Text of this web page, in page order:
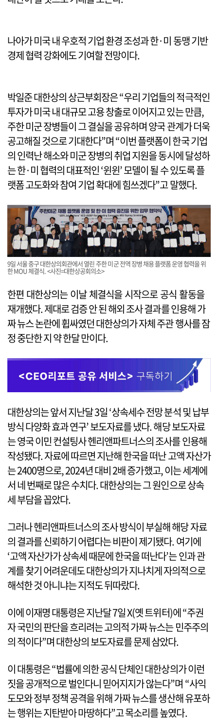
나아가 미국 내 우호적 기업 환경 조성과 한·미 동맹 기반
경제 협력 강화에도 기여할 전망이다.
박일준 대한상의 상근부회장은 “우리 기업들의 적극적인
투자가 미국 내 대규모 고용 창출로 이어지고 있는 만큼,
주한 미군 장병들이 그 결실을 공유하며 양국 관계가 더욱
공고해질 것으로 기대한다”며 “이번 플랫폼이 한국 기업
의 인력난 해소와 미군 장병의 취업 지원을 동시에 달성하
는 한·미 협력의 대표적인 ‘윈윈’ 모델이 될 수 있도록 플
랫폼 고도화와 참여 기업 확대에 힘쓰겠다”고 말했다.
9일 서울 중구 대한상의회관에서 열린 주한 미군 전역 장병 채용 플랫폼 운영 협력을 위
한 MOU 체결식. <사진=대한상공회의소>
한편 대한상의는 이날 체결식을 시작으로 공식 활동을
재개했다. 제대로 검증 안 된 해외 조사 결과를 인용해 가
짜 뉴스 논란에 휩싸였던 대한상의가 자체 주관 행사를 잠
정 중단한 지 약 한달 만이다.
대한상의는 앞서 지난달 3일 ‘상속세수 전망 분석 및 납부
방식 다양화 효과 연구’ 보도자료를 냈다. 해당 보도자료
는 영국 이민 컨설팅사 헨리앤파트너스의 조사를 인용해
작성됐다. 자료에 따르면 지난해 한국을 떠난 고액 자산가
는 2400명으로, 2024년 대비 2배 증가했고, 이는 세계에
서 네 번째로 많은 수치다. 대한상의는 그 원인으로 상속
세 부담을 꼽았다.
그러나 헨리앤파트너스의 조사 방식이 부실해 해당 자료
의 결과를 신뢰하기 어렵다는 비판이 제기됐다. 여기에
‘고액 자산가가 상속세 때문에 한국을 떠난다’는 인과 관
계를 찾기 어려운데도 대한상의가 지나치게 자의적으로
해석한 것 아니냐는 지적도 뒤따랐다.
이에 이재명 대통령은 지난달 7일 X(옛 트위터)에 “주권
자 국민의 판단을 흐리려는 고의적 가짜 뉴스는 민주주의
의 적이다”며 대한상의 보도자료를 문제 삼았다.
이 대통령은 “법률에 의한 공식 단체인 대한상의가 이런
짓을 공개적으로 벌인다니 믿어지지가 않는다”며 “사익
도모와 정부 정책 공격을 위해 가짜 뉴스를 생산해 유포하
는 행위는 지탄받아 마땅하다”고 목소리를 높였다.